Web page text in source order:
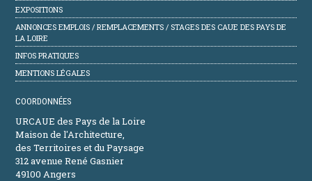
EXPOSITIONS
ANNONCES EMPLOIS / REMPLACEMENTS / STAGES DES CAUE DES PAYS DE
LA LOIRE
INFOS PRATIQUES
MENTIONS LÉGALES
COORDONNÉES
URCAUE des Pays de la Loire
Maison de l'Architecture,
des Territoires et du Paysage
312 avenue René Gasnier
49100 Angers